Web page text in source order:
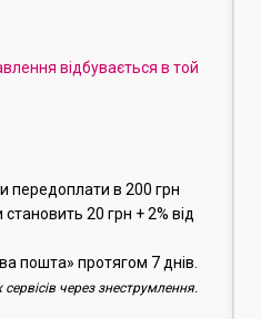
відбувається в той
передоплати в 200 грн
20 грн + 2% від
пошта» протягом 7 днів.
через знеструмлення.